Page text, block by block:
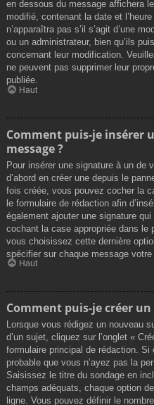
en dessous du message affichera
modifié, contenant la date et
n’apparaîtra pas s’il s’agit d’une
ou un administrateur, bien qu’ils
concernant leur modification.
ne peuvent pas supprimer leur
publiée.
Haut
Comment puis-je insérer
message ?
Pour insérer une signature à un de
d’abord en créer une depuis le
fois créée, vous pouvez cocher la
le formulaire de rédaction afin
également ajouter une signature
cochant la case appropriée dans le
vous choisissez cette dernière
spécifier sur chaque message votre
Haut
Comment puis-je créer un
Lorsque vous rédigez un nouveau
d’un sujet, cliquez sur l’onglet «
formulaire principal de rédaction.
probable que vous n’ayez pas la
Saisissez le titre du sondage en
champs adéquats, chaque option
ligne. Vous pouvez définir le